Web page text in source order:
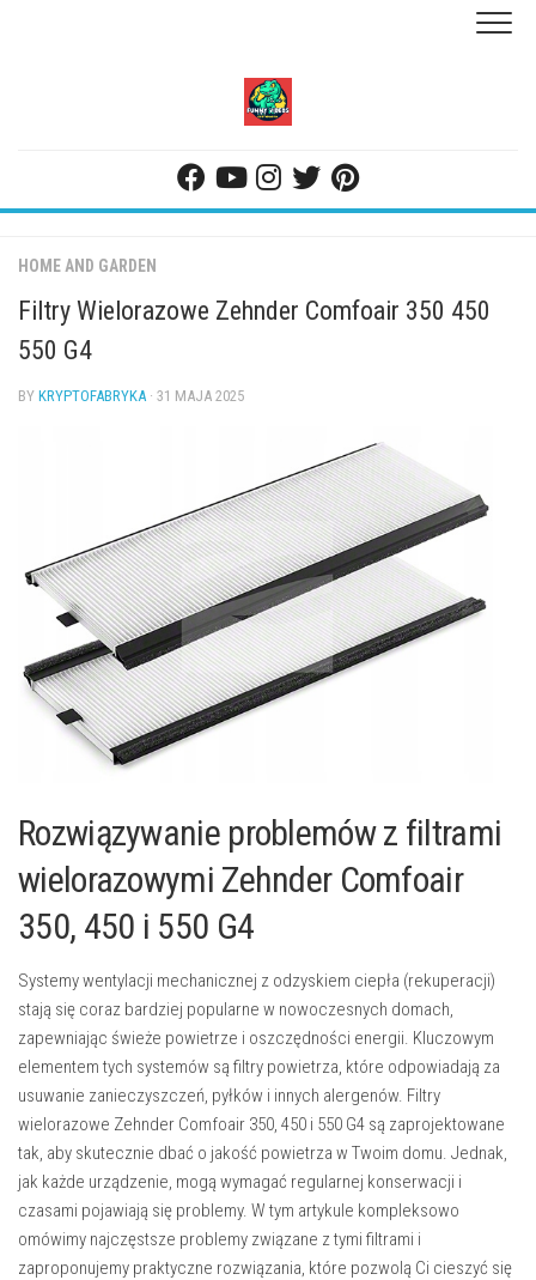
HOME AND GARDEN
Filtry Wielorazowe Zehnder Comfoair 350 450
550 G4
BY KRYPTOFABRYKA · 31 MAJA 2025
Rozwiązywanie problemów z filtrami
wielorazowymi Zehnder Comfoair
350, 450 i 550 G4
Systemy wentylacji mechanicznej z odzyskiem ciepła (rekuperacji)
stają się coraz bardziej popularne w nowoczesnych domach,
zapewniając świeże powietrze i oszczędności energii. Kluczowym
elementem tych systemów są filtry powietrza, które odpowiadają za
usuwanie zanieczyszczeń, pyłków i innych alergenów. Filtry
wielorazowe Zehnder Comfoair 350, 450 i 550 G4 są zaprojektowane
tak, aby skutecznie dbać o jakość powietrza w Twoim domu. Jednak,
jak każde urządzenie, mogą wymagać regularnej konserwacji i
czasami pojawiają się problemy. W tym artykule kompleksowo
omówimy najczęstsze problemy związane z tymi filtrami i
zaproponujemy praktyczne rozwiązania, które pozwolą Ci cieszyć się